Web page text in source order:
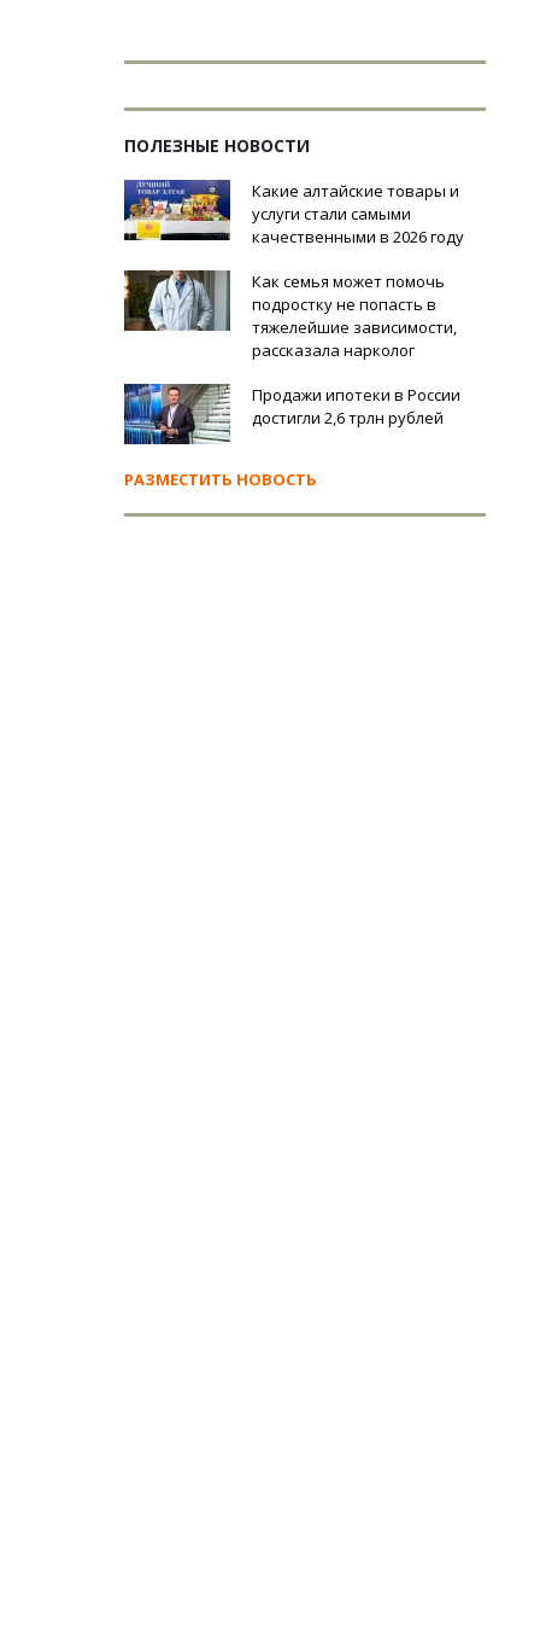
ПОЛЕЗНЫЕ НОВОСТИ
Какие алтайские товары и
услуги стали самыми
качественными в 2026 году
Как семья может помочь
подростку не попасть в
тяжелейшие зависимости,
рассказала нарколог
Продажи ипотеки в России
достигли 2,6 трлн рублей
РАЗМЕСТИТЬ НОВОСТЬ